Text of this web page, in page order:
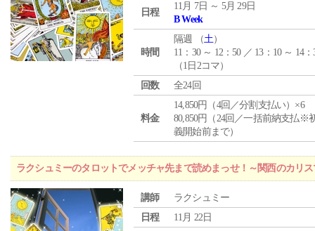
日程
11月 7日 ～ 5月 29日
B Week
時間
隔週 （土）
11：30 ～ 12：50 ／ 13：10 ～ 14：
（1日2コマ）
回数
全24回
料金
14,850円（4回／分割支払い）×6
80,850円（24回／一括前納支払※
義開始前まで）
ラクシュミーのタロットでメッチャ先まで読めまっせ！～関西のカリ
講師
ラクシュミー
日程
11月 22日